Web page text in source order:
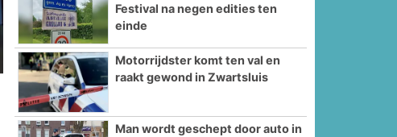
Festival na negen edities ten
einde
Motorrijdster komt ten val en
raakt gewond in Zwartsluis
Man wordt geschept door auto in